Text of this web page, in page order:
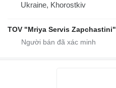
Ukraine, Khorostkiv
TOV "Mriya Servis Zapchastini"